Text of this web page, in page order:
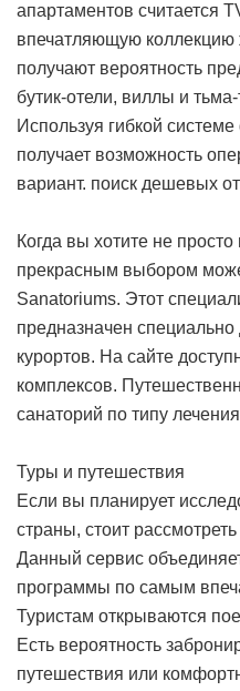
апартаментов считается
впечатляющую коллекцию
получают вероятность
бутик-отели, виллы и
Используя гибкой
получает возможность
вариант. поиск дешевых
Когда вы хотите не
прекрасным выбором
Sanatoriums. Этот
предназначен
курортов. На сайте
комплексов.
санаторий по типу
Туры и путешествия
Если вы планирует
страны, стоит
Данный сервис
программы по самым
Туристам открываются
Есть вероятность
путешествия или